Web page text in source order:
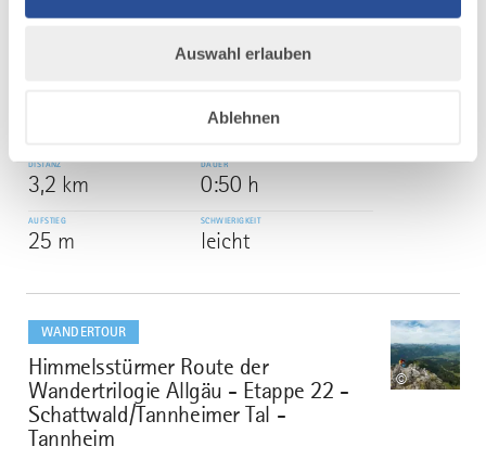
Auswahl erlauben
Ablehnen
DISTANZ
3,2 km
DAUER
0:50 h
AUFSTIEG
25 m
SCHWIERIGKEIT
leicht
WANDERTOUR
6
Himmelsstürmer Route der
Wandertrilogie Allgäu - Etappe 22 -
Schattwald/Tannheimer Tal -
Tannheim
©
dazu